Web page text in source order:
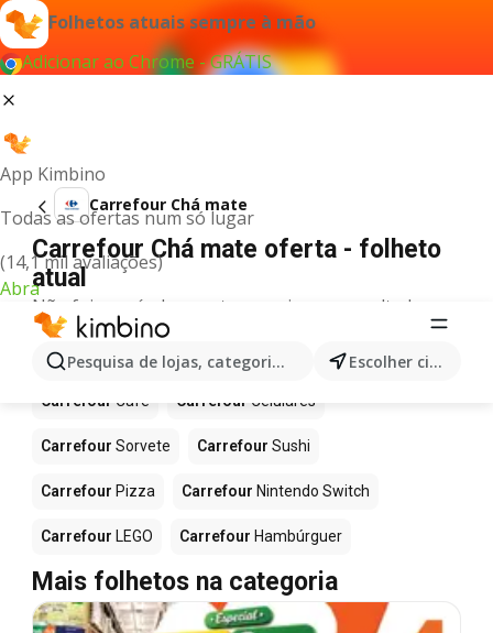
Folhetos atuais sempre à mão
Adicionar ao Chrome - GRÁTIS
App Kimbino
Todas as ofertas num só lugar
(14,1 mil avaliações)
Abra
Pesquisa de lojas, categorias,produtos... Escolher cidade
Carrefour Chá mate
Carrefour Chá mate oferta - folheto
atual
Não foi possível encontrar quaisquer resultados
para este termo.
Mais produtos em Carrefour
Carrefour Café Carrefour Celulares
Carrefour Sorvete Carrefour Sushi
Carrefour Pizza Carrefour Nintendo Switch
Carrefour LEGO Carrefour Hambúrguer
Mais folhetos na categoria